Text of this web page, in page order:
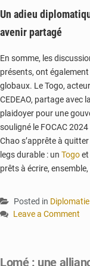
Un adieu
avenir partagé
En somme, les
présents, ont
globaux. Le Togo,
CEDEAO, partage avec
plaidoyer pour une
souligné le FOCAC
Chao s’apprête à
legs durable : un Togoet
prêts à écrire,
Posted in Diplomatie
Leave a Comment
l’ambassadeur
Lomé : une